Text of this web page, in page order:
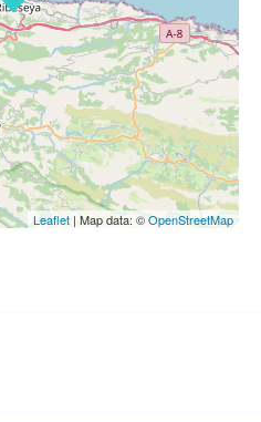
Leaflet | Map data: ©OpenStreetMap